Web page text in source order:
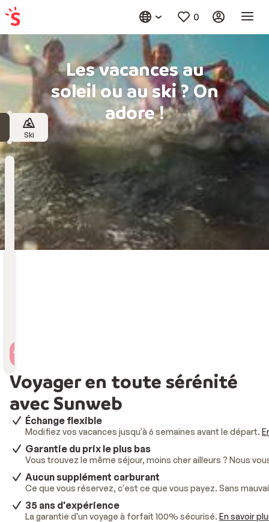
0
Les vacances au
soleil ou au ski ? On
adore !
Ski
Destination
Choisissez une destination
Date
départ
Date de départ
Voyager en toute sérénité
avec Sunweb
Échange flexible
Modifiez vos vacances jusqu'à 6 semaines avant le départ.
Garantie du prix le plus bas
Vous trouvez le même séjour, moins cher ailleurs ? Nous
Aucun supplément carburant
Ce que vous réservez, c'est ce que vous payez. Sans
35 ans d'expérience
La garantie d'un voyage à forfait 100% sécurisé. En savoir